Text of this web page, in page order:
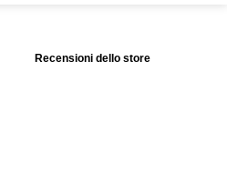
Recensioni dello store